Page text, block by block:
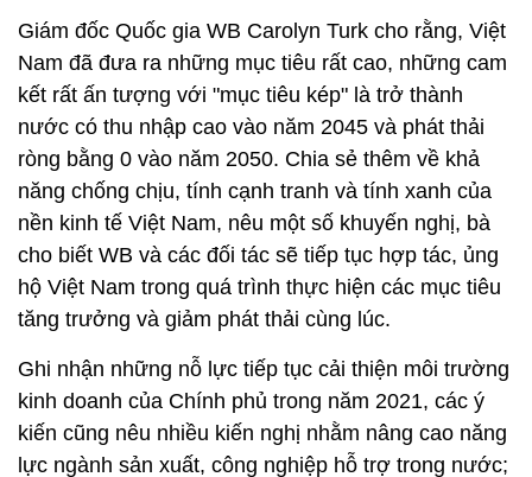
Giám đốc Quốc gia WB Carolyn Turk cho rằng, Việt
Nam đã đưa ra những mục tiêu rất cao, những cam
kết rất ấn tượng với "mục tiêu kép" là trở thành
nước có thu nhập cao vào năm 2045 và phát thải
ròng bằng 0 vào năm 2050. Chia sẻ thêm về khả
năng chống chịu, tính cạnh tranh và tính xanh của
nền kinh tế Việt Nam, nêu một số khuyến nghị, bà
cho biết WB và các đối tác sẽ tiếp tục hợp tác, ủng
hộ Việt Nam trong quá trình thực hiện các mục tiêu
tăng trưởng và giảm phát thải cùng lúc.
Ghi nhận những nỗ lực tiếp tục cải thiện môi trường
kinh doanh của Chính phủ trong năm 2021, các ý
kiến cũng nêu nhiều kiến nghị nhằm nâng cao năng
lực ngành sản xuất, công nghiệp hỗ trợ trong nước;